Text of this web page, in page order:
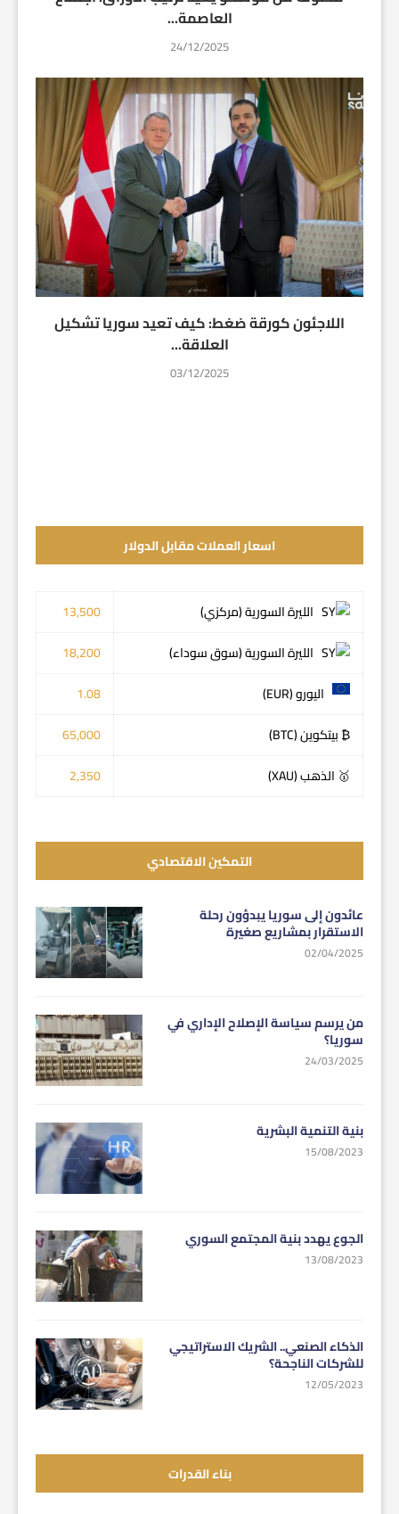
العاصمة...
24/12/2025
اللاجئون كورقة ضغط: كيف تعيد سوريا تشكيل
العلاقة...
03/12/2025
اسعار العملات مقابل الدولار
الليرة السورية (مركزي)
13,500
الليرة السورية (سوق سوداء)
18,200
اليورو (EUR)
1.08
₿ بيتكوين (BTC)
65,000
🥇 الذهب (XAU)
2,350
التمكين الاقتصادي
عائدون إلى سوريا يبدؤون رحلة
الاستقرار بمشاريع صغيرة
02/04/2025
من يرسم سياسة الإصلاح الإداري في
سوريا؟
24/03/2025
بنية التنمية البشرية
15/08/2023
الجوع يهدد بنية المجتمع السوري
13/08/2023
الذكاء الصنعي.. الشريك الاستراتيجي
للشركات الناجحة؟
12/05/2023
بناء القدرات